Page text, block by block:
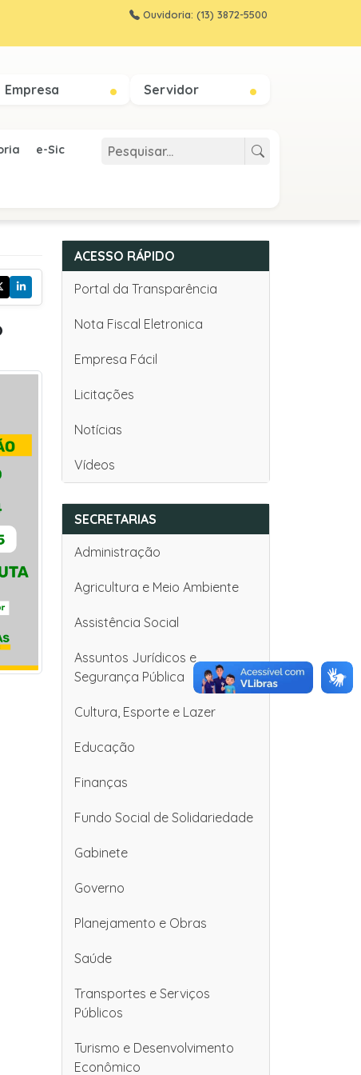
Ouvidoria: (13) 3872-5500
Empresa Servidor
e-Sic
ACESSO RÁPIDO
Portal da Transparência
Nota Fiscal Eletronica
Empresa Fácil
Licitações
Notícias
Vídeos
SECRETARIAS
Administração
Agricultura e Meio Ambiente
Assistência Social
Assuntos Jurídicos e
Segurança Pública
Cultura, Esporte e Lazer
Educação
Finanças
Fundo Social de Solidariedade
Gabinete
Governo
Planejamento e Obras
Saúde
Transportes e Serviços
Públicos
Turismo e Desenvolvimento
Econômico